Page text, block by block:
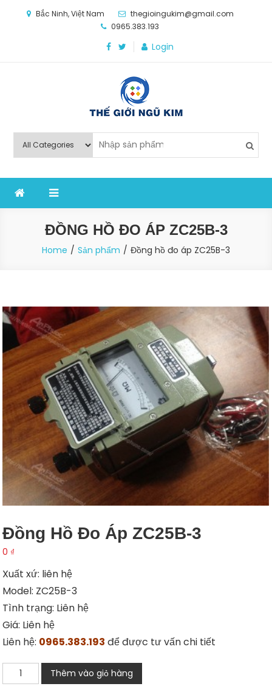
Bắc Ninh, Việt Nam
thegioingukim@gmail.com
0965.383.193
Login
Thế Giới Ngũ Kim
nghiệp sản xuất
ĐỒNG HỒ ĐO ÁP ZC25B-3
Home Sản phẩm Đồng hồ đo áp ZC25B-3
Đồng Hồ Đo Áp ZC25B-3
0 ₫
Xuất xứ: liên hệ
Model: ZC25B-3
Tình trạng: Liên hệ
Giá: Liên hệ
Liên hệ: 0965.383.193 để được tư vấn chi tiết
Đồng
hồ
Thêm vào giỏ hàng